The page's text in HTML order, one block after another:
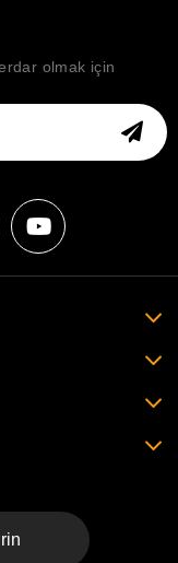
olmak için